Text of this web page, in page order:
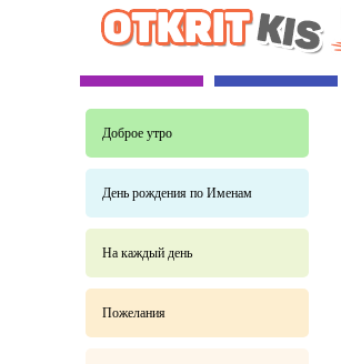
Доброе утро
День рождения по Именам
На каждый день
Пожелания